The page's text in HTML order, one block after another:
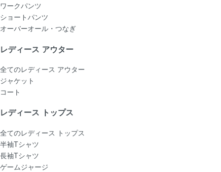
ワークパンツ
ショートパンツ
オーバーオール・つなぎ
レディース アウター
全てのレディース アウター
ジャケット
コート
レディース トップス
全てのレディース トップス
半袖Tシャツ
長袖Tシャツ
ゲームジャージ